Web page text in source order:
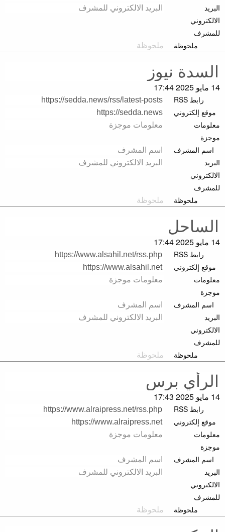
البريد
الالكتروني
للمشرف
ملحوظة
14 مايو 2025 17:44
رابط RSS
موقع إلكتروني
معلومات
موجزة
اسم المشرف
البريد
الالكتروني
للمشرف
ملحوظة
14 مايو 2025 17:44
رابط RSS
موقع إلكتروني
معلومات
موجزة
اسم المشرف
البريد
الالكتروني
للمشرف
ملحوظة
14 مايو 2025 17:43
رابط RSS
موقع إلكتروني
معلومات
موجزة
اسم المشرف
البريد
الالكتروني
للمشرف
ملحوظة